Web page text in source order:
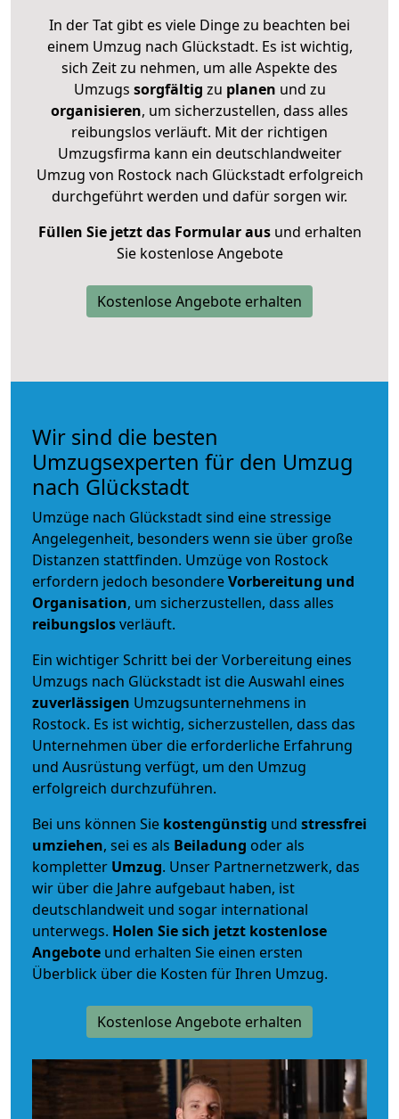
In der Tat gibt es viele Dinge zu beachten bei
einem Umzug nach Glückstadt. Es ist wichtig,
sich Zeit zu nehmen, um alle Aspekte des
Umzugs sorgfältig zu planen und zu
organisieren, um sicherzustellen, dass alles
reibungslos verläuft. Mit der richtigen
Umzugsfirma kann ein deutschlandweiter
Umzug von Rostock nach Glückstadt erfolgreich
durchgeführt werden und dafür sorgen wir.
Füllen Sie jetzt das Formular ausund erhalten
Sie kostenlose Angebote
Kostenlose Angebote erhalten
Wir sind die besten
Umzugsexperten für den Umzug
nach Glückstadt
Umzüge nach Glückstadt sind eine stressige
Angelegenheit, besonders wenn sie über große
Distanzen stattfinden. Umzüge von Rostock
erfordern jedoch besondereVorbereitung und
Organisation, um sicherzustellen, dass alles
reibungslosverläuft.
Ein wichtiger Schritt bei der Vorbereitung eines
Umzugs nach Glückstadt ist die Auswahl eines
zuverlässigen Umzugsunternehmens in
Rostock. Es ist wichtig, sicherzustellen, dass das
Unternehmen über die erforderliche Erfahrung
und Ausrüstung verfügt, um den Umzug
erfolgreich durchzuführen.
Bei uns können Sie kostengünstig und stressfrei
umziehen, sei es als Beiladung oder als
kompletter Umzug. Unser Partnernetzwerk, das
wir über die Jahre aufgebaut haben, ist
deutschlandweit und sogar international
unterwegs. Holen Sie sich jetzt kostenlose
Angebote und erhalten Sie einen ersten
Überblick über die Kosten für Ihren Umzug.
Kostenlose Angebote erhalten